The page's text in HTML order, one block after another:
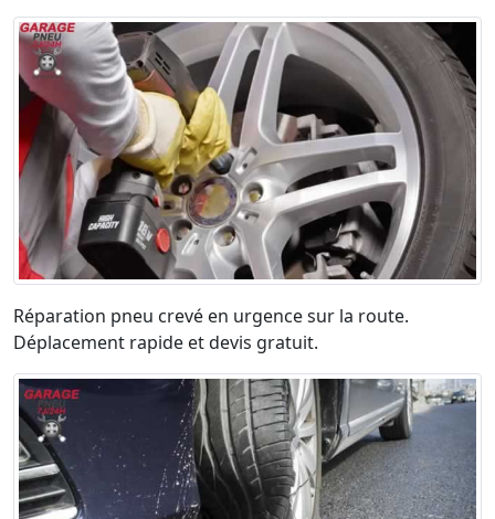
Réparation pneu crevé en urgence sur la route.
Déplacement rapide et devis gratuit.